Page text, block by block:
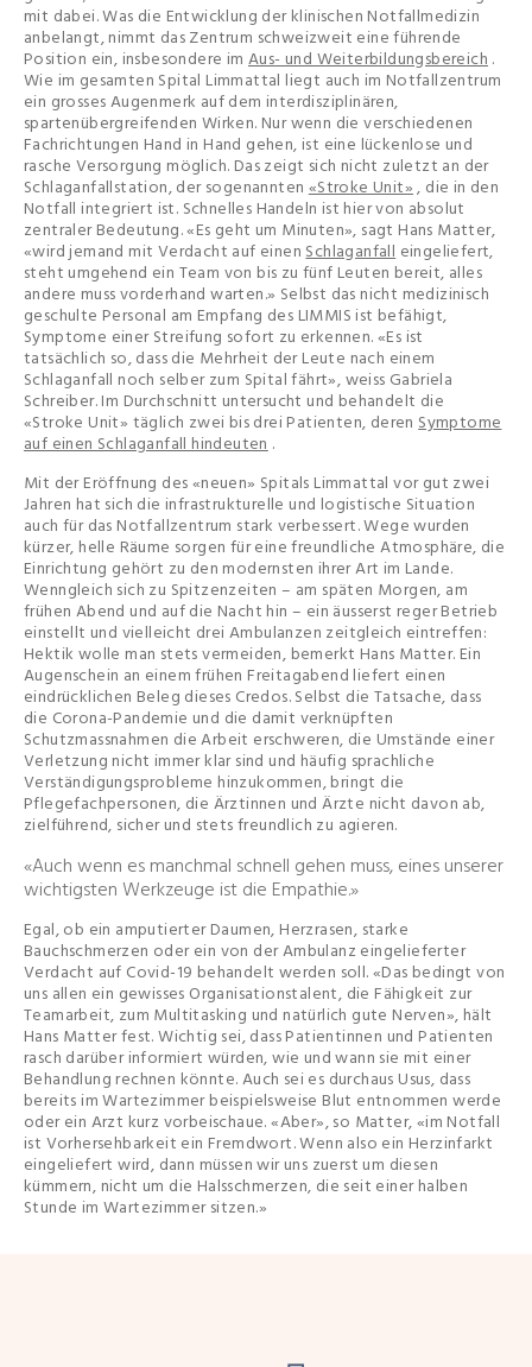
mit dabei. Was die Entwicklung der klinischen Notfallmedizin
anbelangt, nimmt das Zentrum schweizweit eine führende
Position ein, insbesondere im Aus- und Weiterbildungsbereich.
Wie im gesamten Spital Limmattal liegt auch im Notfallzentrum
ein grosses Augenmerk auf dem interdisziplinären,
spartenübergreifenden Wirken. Nur wenn die verschiedenen
Fachrichtungen Hand in Hand gehen, ist eine lückenlose und
rasche Versorgung möglich. Das zeigt sich nicht zuletzt an der
Schlaganfallstation, der sogenannten«Stroke Unit», die in den
Notfall integriert ist. Schnelles Handeln ist hier von absolut
zentraler Bedeutung. «Es geht um Minuten», sagt Hans Matter,
«wird jemand mit Verdacht auf einenSchlaganfalleingeliefert,
steht umgehend ein Team von bis zu fünf Leuten bereit, alles
andere muss vorderhand warten.» Selbst das nicht medizinisch
geschulte Personal am Empfang des LIMMIS ist befähigt,
Symptome einer Streifung sofort zu erkennen. «Es ist
tatsächlich so, dass die Mehrheit der Leute nach einem
Schlaganfall noch selber zum Spital fährt», weiss Gabriela
Schreiber. Im Durchschnitt untersucht und behandelt die
«Stroke Unit» täglich zwei bis drei Patienten, derenSymptome
auf einen Schlaganfall hindeuten.
Mit der Eröffnung des «neuen» Spitals Limmattal vor gut zwei
Jahren hat sich die infrastrukturelle und logistische Situation
auch für das Notfallzentrum stark verbessert. Wege wurden
kürzer, helle Räume sorgen für eine freundliche Atmosphäre, die
Einrichtung gehört zu den modernsten ihrer Art im Lande.
Wenngleich sich zu Spitzenzeiten – am späten Morgen, am
frühen Abend und auf die Nacht hin – ein äusserst reger Betrieb
einstellt und vielleicht drei Ambulanzen zeitgleich eintreffen:
Hektik wolle man stets vermeiden, bemerkt Hans Matter. Ein
Augenschein an einem frühen Freitagabend liefert einen
eindrücklichen Beleg dieses Credos. Selbst die Tatsache, dass
die Corona-Pandemie und die damit verknüpften
Schutzmassnahmen die Arbeit erschweren, die Umstände einer
Verletzung nicht immer klar sind und häufig sprachliche
Verständigungsprobleme hinzukommen, bringt die
Pflegefachpersonen, die Ärztinnen und Ärzte nicht davon ab,
zielführend, sicher und stets freundlich zu agieren.
«Auch wenn es manchmal schnell gehen muss, eines unserer
wichtigsten Werkzeuge ist die Empathie.»
Egal, ob ein amputierter Daumen, Herzrasen, starke
Bauchschmerzen oder ein von der Ambulanz eingelieferter
Verdacht auf Covid-19 behandelt werden soll. «Das bedingt von
uns allen ein gewisses Organisationstalent, die Fähigkeit zur
Teamarbeit, zum Multitasking und natürlich gute Nerven», hält
Hans Matter fest. Wichtig sei, dass Patientinnen und Patienten
rasch darüber informiert würden, wie und wann sie mit einer
Behandlung rechnen könnte. Auch sei es durchaus Usus, dass
bereits im Wartezimmer beispielsweise Blut entnommen werde
oder ein Arzt kurz vorbeischaue. «Aber», so Matter, «im Notfall
ist Vorhersehbarkeit ein Fremdwort. Wenn also ein Herzinfarkt
eingeliefert wird, dann müssen wir uns zuerst um diesen
kümmern, nicht um die Halsschmerzen, die seit einer halben
Stunde im Wartezimmer sitzen.»